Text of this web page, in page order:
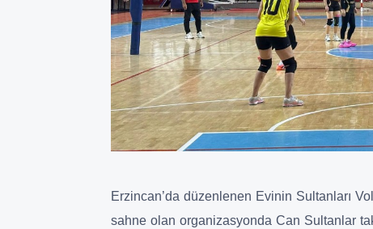
Erzincan’da düzenlenen Evinin Sultanları
sahne olan organizasyonda Can Sultanlar